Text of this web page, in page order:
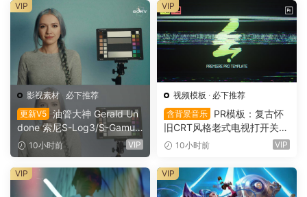
影视素材 · 必下推荐
更新V5 油管大神 Gerald Un
done 索尼S-Log3/S-Gamut
3.Cine素材色彩还原、监看L
UT调色预设 Gerald Undone
– S-Log3 LUT Pack（1260
2）
10小时前 VIP
VIP
视频模板 · 必下推荐
含背景音乐
PR模板：复古怀
旧CRT风格老式电视打开关闭
LOGO动画展示（16151）
10小时前 VIP
VIP
VIP VIP